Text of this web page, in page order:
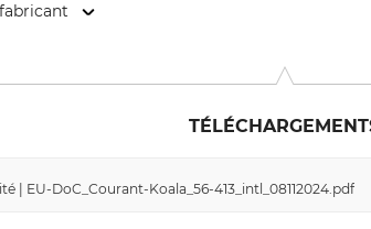
| EU-DoC_Courant-Koala_56-413_intl_08112024.pdf